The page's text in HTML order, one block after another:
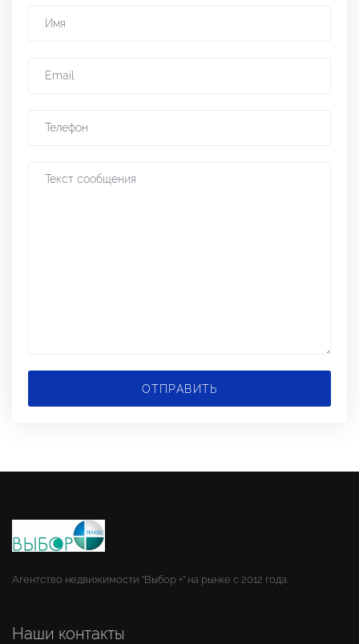
ОТПРАВИТЬ
Агентство недвижимости "Выбор +" на рынке с 2012 года.
Наши контакты